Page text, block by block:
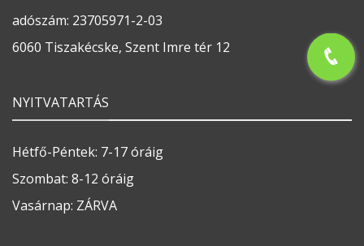
adószám: 23705971-2-03
6060 Tiszakécske, Szent Imre tér 12
NYITVATARTÁS
Hétfő-Péntek: 7-17 óráig
Szombat: 8-12 óráig
Vasárnap: ZÁRVA